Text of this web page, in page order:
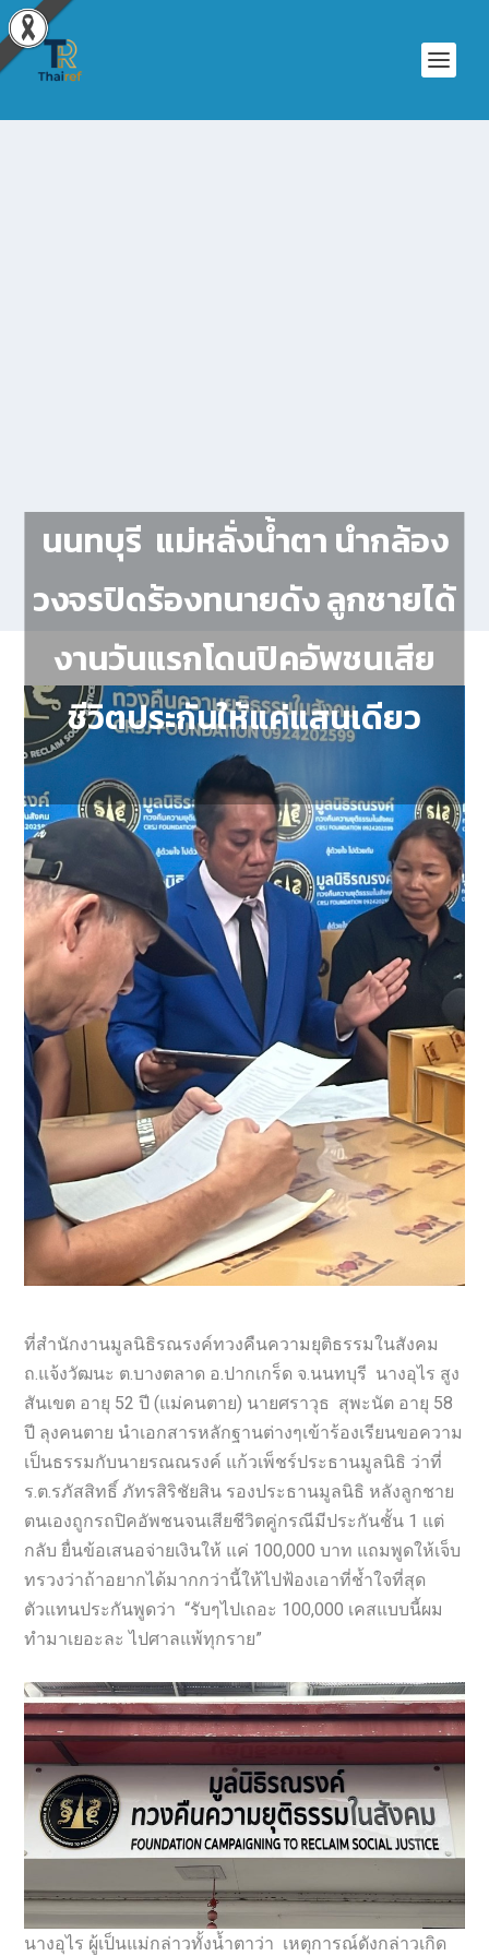
นนทบุรี แม่หลั่งน้ำตา นำกล้อง
วงจรปิดร้องทนายดัง ลูกชายได้
งานวันแรกโดนปิคอัพชนเสีย
ชีวิตประกันให้แค่แสนเดียว
ที่สำนักงานมูลนิธิรณรงค์ทวงคืนความยุติธรรมในสังคม
ถ.แจ้งวัฒนะ ต.บางตลาด อ.ปากเกร็ด จ.นนทบุรี นางอุไร สูง
สันเขต อายุ 52 ปี (แม่คนตาย) นายศราวุธ สุพะนัต อายุ 58
ปี ลุงคนตาย นำเอกสารหลักฐานต่างๆเข้าร้องเรียนขอความ
เป็นธรรมกับนายรณณรงค์ แก้วเพ็ชร์ประธานมูลนิธิ ว่าที่
ร.ต.รภัสสิทธิ์ ภัทรสิริชัยสิน รองประธานมูลนิธิ หลังลูกชาย
ตนเองถูกรถปิคอัพชนจนเสียชีวิตคู่กรณีมีประกันชั้น 1 แต่
กลับ ยื่นข้อเสนอจ่ายเงินให้ แค่ 100,000 บาท แถมพูดให้เจ็บ
ทรวงว่าถ้าอยากได้มากกว่านี้ให้ไปฟ้องเอาที่ช้ำใจที่สุด
ตัวแทนประกันพูดว่า “รับๆไปเถอะ 100,000 เคสแบบนี้ผม
ทำมาเยอะละ ไปศาลแพ้ทุกราย”
นางอุไร ผู้เป็นแม่กล่าวทั้งน้ำตาว่า เหตุการณ์ดังกล่าวเกิด